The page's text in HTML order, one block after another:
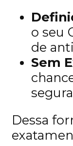
o seu
de
Sem
Dessa